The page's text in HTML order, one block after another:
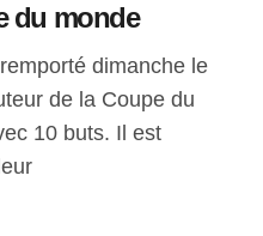
du monde
dimanche le
de la Coupe du
10 buts. Il est